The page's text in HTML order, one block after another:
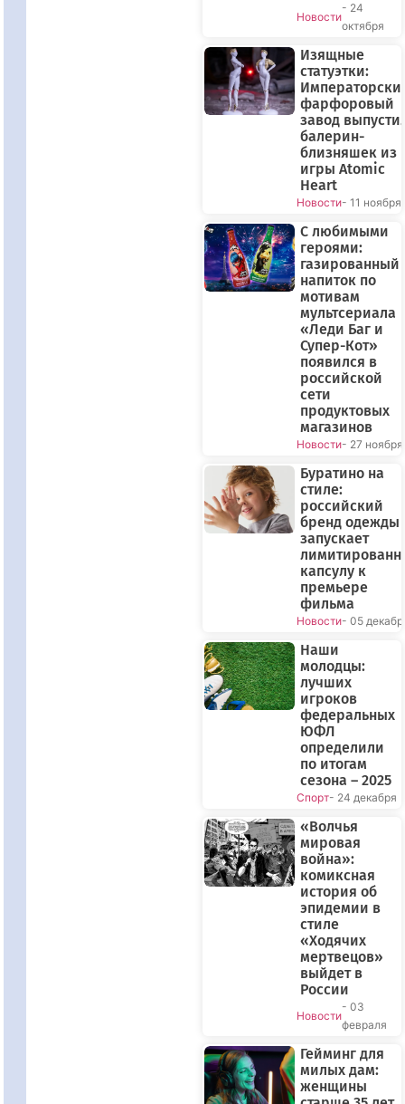
Новости
- 24
октября
Изящные
статуэтки:
фарфоровый
завод
балерин-
близняшек из
игры Atomic
Heart
Новости- 11 ноября
С любимыми
героями:
газированный
напиток по
мотивам
мультсериала
«Леди Баг и
Супер-Кот»
появился в
российской
сети
продуктовых
магазинов
Новости- 27 ноября
Буратино на
стиле:
российский
бренд одежды
запускает
капсулу к
премьере
фильма
Новости- 05
Наши
молодцы:
лучших
игроков
федеральных
ЮФЛ
определили
по итогам
сезона – 2025
Спорт- 24 декабря
«Волчья
мировая
война»:
комиксная
история об
эпидемии в
стиле
«Ходячих
мертвецов»
выйдет в
России
Новости
- 03
февраля
Гейминг для
милых дам:
женщины